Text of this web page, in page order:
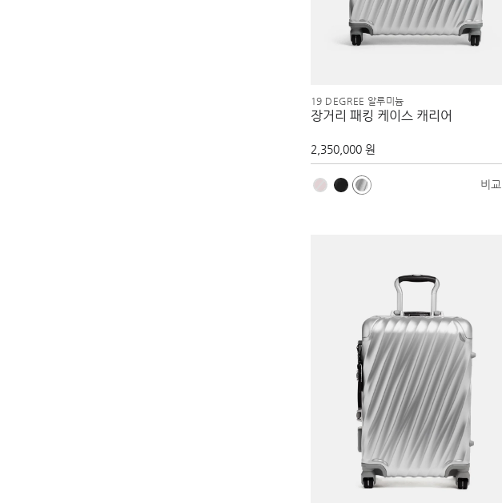
19 DEGREE 알루미늄
장거리 패킹 케이스 캐리어
2,350,000 원
비교